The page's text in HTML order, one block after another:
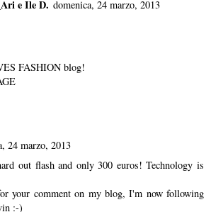
e Ile D. domenica, 24 marzo, 2013
FASHION blog!
24 marzo, 2013
out flash and only 300 euros! Technology is
your comment on my blog, I'm now following
:-)